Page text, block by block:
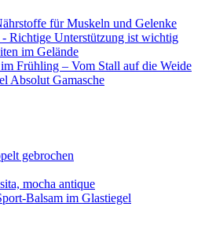
für Muskeln und Gelenke
Richtige Unterstützung ist wichtig
im Gelände
Frühling – Vom Stall auf die Weide
Absolut Gamasche
gebrochen
mocha antique
Balsam im Glastiegel